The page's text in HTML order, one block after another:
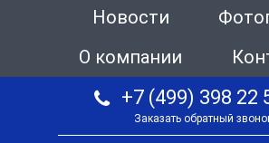
Новости
О компании
+7 (499) 398 22
Заказать обратный